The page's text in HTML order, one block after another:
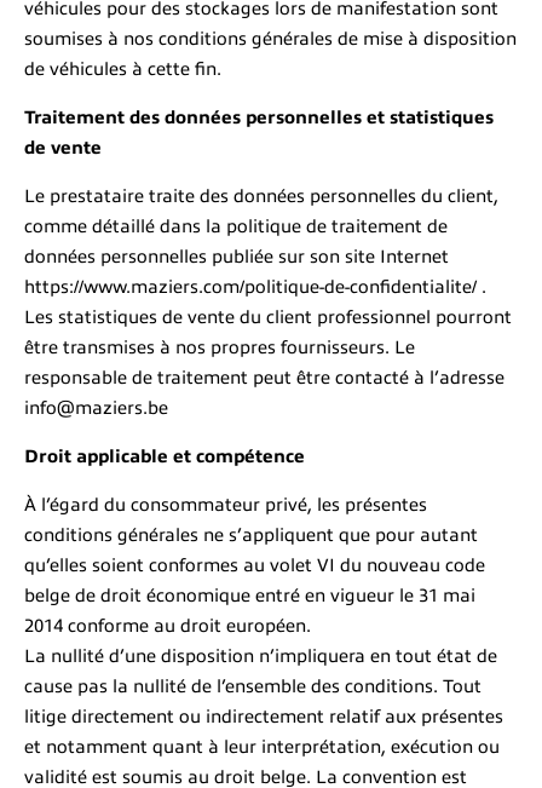
véhicules pour des stockages lors de manifestation sont
soumises à nos conditions générales de mise à disposition
de véhicules à cette fin.
Traitement des données personnelles et statistiques
de vente
Le prestataire traite des données personnelles du client,
comme détaillé dans la politique de traitement de
données personnelles publiée sur son site Internet
https://www.maziers.com/politique-de-confidentialite/ .
Les statistiques de vente du client professionnel pourront
être transmises à nos propres fournisseurs. Le
responsable de traitement peut être contacté à l’adresse
info@maziers.be
Droit applicable et compétence
À l’égard du consommateur privé, les présentes
conditions générales ne s’appliquent que pour autant
qu’elles soient conformes au volet VI du nouveau code
belge de droit économique entré en vigueur le 31 mai
2014 conforme au droit européen.
La nullité d’une disposition n’impliquera en tout état de
cause pas la nullité de l’ensemble des conditions. Tout
litige directement ou indirectement relatif aux présentes
et notamment quant à leur interprétation, exécution ou
validité est soumis au droit belge. La convention est